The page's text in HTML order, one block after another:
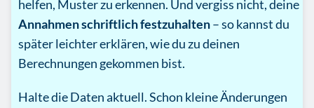
helfen, Muster zu erkennen. Und vergiss nicht, deine
Annahmen schriftlich festzuhalten– so kannst du
später leichter erklären, wie du zu deinen
Berechnungen gekommen bist.
Halte die Daten aktuell. Schon kleine Änderungen